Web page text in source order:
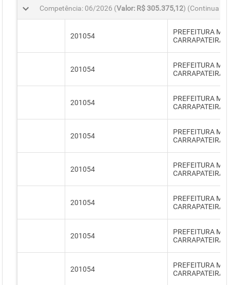
Competência: 06/2026 (Valor: R$ 305.375,12) (Continua
201054
PREFEITURA
CARRAPATEIRA
201054
PREFEITURA
CARRAPATEIRA
201054
PREFEITURA
CARRAPATEIRA
201054
PREFEITURA
CARRAPATEIRA
201054
PREFEITURA
CARRAPATEIRA
201054
PREFEITURA
CARRAPATEIRA
201054
PREFEITURA
CARRAPATEIRA
201054
PREFEITURA
CARRAPATEIRA